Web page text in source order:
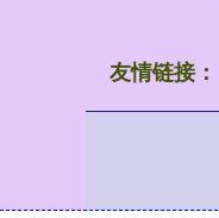
友情链接：